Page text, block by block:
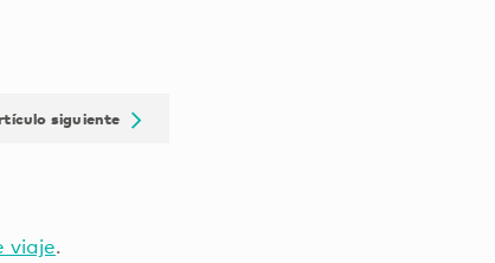
siguiente
viaje.